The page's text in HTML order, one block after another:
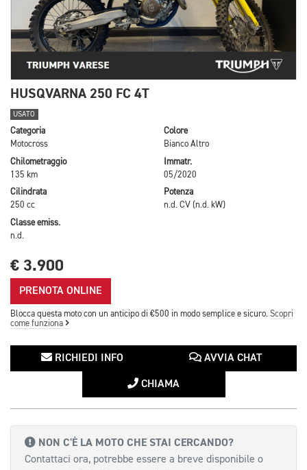
HUSQVARNA 250 FC 4T
USATO
Categoria
Motocross
Colore
Bianco Altro
Chilometraggio
135 km
Immatr.
05/2020
Cilindrata
250 cc
Potenza
n.d. CV (n.d. kW)
Classe emiss.
n.d.
€ 3.900
PRENOTA ONLINE
Blocca questa moto con un anticipo di €500 in modo semplice e sicuro. Scopri
come funziona
RICHIEDI INFO AVVIA CHAT
CHIAMA
NON C'È LA MOTO CHE STAI CERCANDO?
Contattaci ora, potrebbe essere a breve disponibile o